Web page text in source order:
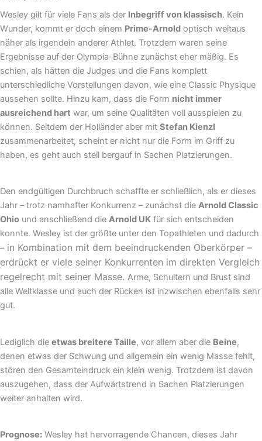
Wesley gilt für viele Fans als der Inbegriff von klassisch. Kein
Wunder, kommt er doch einem Prime-Arnold optisch weitaus
näher als irgendein anderer Athlet. Trotzdem waren seine
Ergebnisse auf der Olympia-Bühne zunächst eher mäßig. Es
schien, als hätten die Judges und die Fans komplett
unterschiedliche Vorstellungen davon, wie eine Classic Physique
aussehen sollte. Hinzu kam, dass die Form nicht immer
ausreichend hart war, um seine Qualitäten voll ausspielen zu
können. Seitdem der Holländer aber mit Stefan Kienzl
zusammenarbeitet, scheint er nicht nur die Form im Griff zu
haben, es geht auch steil bergauf in Sachen Platzierungen.
Den endgültigen Durchbruch schaffte er schließlich, als er dieses
Jahr – trotz namhafter Konkurrenz – zunächst die Arnold Classic
Ohio und anschließend die Arnold UK für sich entscheiden
konnte. Wesley ist der größte unter den Topathleten und dadurch
–in Kombination mit dem beeindruckenden Oberkörper –
erdrückt er viele seiner Konkurrenten im direkten Vergleich
regelrecht mit seiner Masse. Arme, Schultern und Brust sind
alle Weltklasse und auch der Rücken ist inzwischen ebenfalls sehr
gut.
Lediglich die etwas breitere Taille, vor allem aber die Beine,
denen etwas der Schwung und allgemein ein wenig Masse fehlt,
stören den Gesamteindruck ein klein wenig. Trotzdem ist davon
auszugehen, dass der Aufwärtstrend in Sachen Platzierungen
weiter anhalten wird.
Prognose: Wesley hat hervorragende Chancen, dieses Jahr